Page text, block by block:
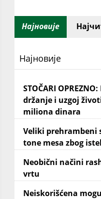
Најновије
Најновије
STOČARI
držanje i uzgoj
miliona dinara
Veliki prehrambeni
tone mesa zbog
Neobični načini
vrtu
Neiskorišćena